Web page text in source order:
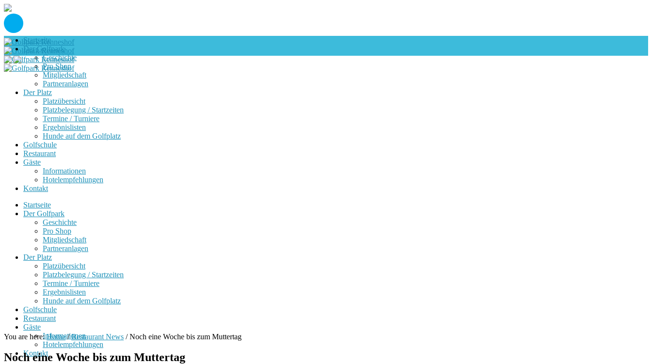
Startseite
Der Golfpark
Geschichte
Pro Shop
Mitgliedschaft
Partneranlagen
Der Platz
Platzübersicht
Platzbelegung / Startzeiten
Termine / Turniere
Ergebnislisten
Hunde auf dem Golfplatz
Golfschule
Restaurant
Gäste
Informationen
Hotelempfehlungen
Kontakt
Startseite
Der Golfpark
Geschichte
Pro Shop
Mitgliedschaft
Partneranlagen
Der Platz
Platzübersicht
Platzbelegung / Startzeiten
Termine / Turniere
Ergebnislisten
Hunde auf dem Golfplatz
Golfschule
Restaurant
Gäste
Informationen
Hotelempfehlungen
Kontakt
You are here:Home /Restaurant News /Noch eine Woche bis zum Muttertag
Noch eine Woche bis zum Muttertag